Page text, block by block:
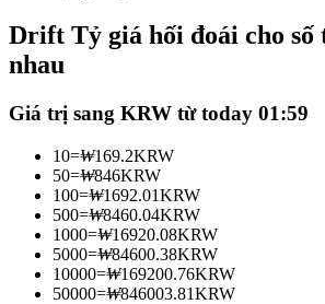
Trở thành Nhà giao dịch Sao chép
Tận hưởng chia sẻ lợi nhuận và hoa
Drift Tỷ giá hối đoái cho số
nhau
Giá trị sang KRW từ today 01:59
10=₩169.2KRW
50=₩846KRW
100=₩1692.01KRW
500=₩8460.04KRW
1000=₩16920.08KRW
5000=₩84600.38KRW
10000=₩169200.76KRW
50000=₩846003.81KRW